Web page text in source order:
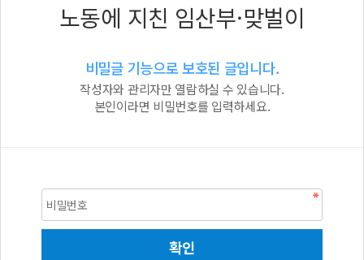
노동에 지친 임산부·맞벌이
비밀글 기능으로 보호된 글입니다.
작성자와 관리자만 열람하실 수 있습니다.
본인이라면 비밀번호를 입력하세요.